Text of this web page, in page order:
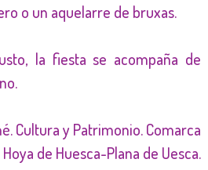
o un aquelarre de bruxas.
la fiesta se acompaña de
Cultura y Patrimonio. Comarca
Hoya de Huesca-Plana de Uesca.